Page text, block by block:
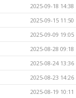
2025-09-18 14:38
2025-09-15 11:50
2025-09-09 19:05
2025-08-28 09:18
2025-08-24 13:36
2025-08-23 14:26
2025-08-19 10:11